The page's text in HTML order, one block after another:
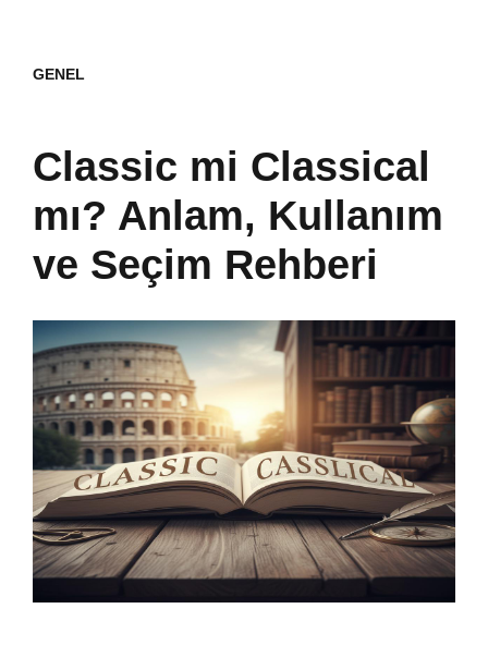
GENEL
Classic mi Classical
mı? Anlam, Kullanım
ve Seçim Rehberi